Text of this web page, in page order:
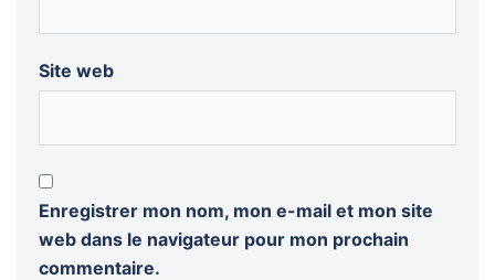
Site web
Enregistrer mon nom, mon e-mail et mon site
web dans le navigateur pour mon prochain
commentaire.